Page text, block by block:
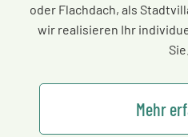
oder Flachdach, als
wir realisieren Ihr
Sie.
Mehr